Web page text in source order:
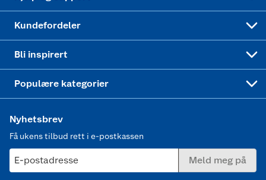
Kundefordeler
Bli inspirert
Populære kategorier
Nyhetsbrev
Få ukens tilbud rett i e-postkassen
E-postadresse Meld meg på